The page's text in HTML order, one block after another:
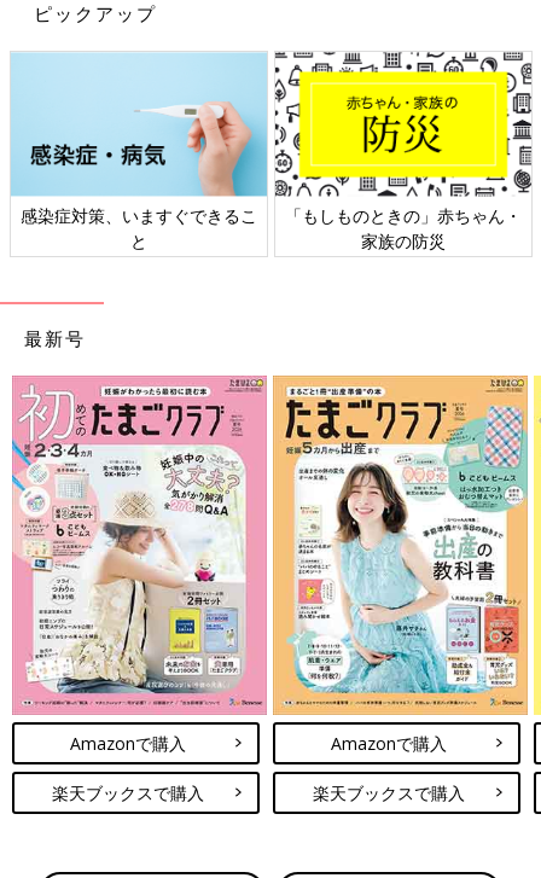
出典：Instagramアカウント「chixka0209」
こちらのキャミワンピースは、chixka0209さんが紹介しているも
の。ジャケットに合わせたスタイルや、スウェットからワンピー
スのすそをチラ見せするスタイルなど、幅広い着こなしが楽しめ
るようです♪ インナーを半袖にチェンジすれば、夏も使えそう！
ピックアップ
感染症対策、いますぐできるこ
と
「もしものときの」赤ちゃん・
家族の防災
最新号
Amazonで購入
楽天ブックスで購入
Amazonで購入
楽天ブックスで購入